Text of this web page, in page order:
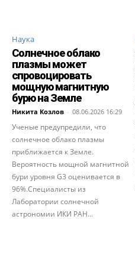
Наука
Солнечное облако
плазмы может
спровоцировать
мощную магнитную
бурю на Земле
Никита Козлов - 08.06.2026 16:29
Ученые предупредили, что
солнечное облако плазмы
приближается к Земле.
Вероятность мощной магнитной
бури уровня G3 оценивается в
96%.Специалисты из
Лаборатории солнечной
астрономии ИКИ РАН...